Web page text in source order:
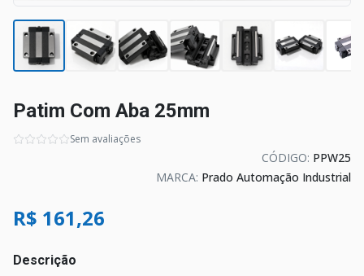
Patim Com Aba 25mm
Sem avaliações
CÓDIGO: PPW25
MARCA: Prado Automação Industrial
R$ 161,26
Descrição